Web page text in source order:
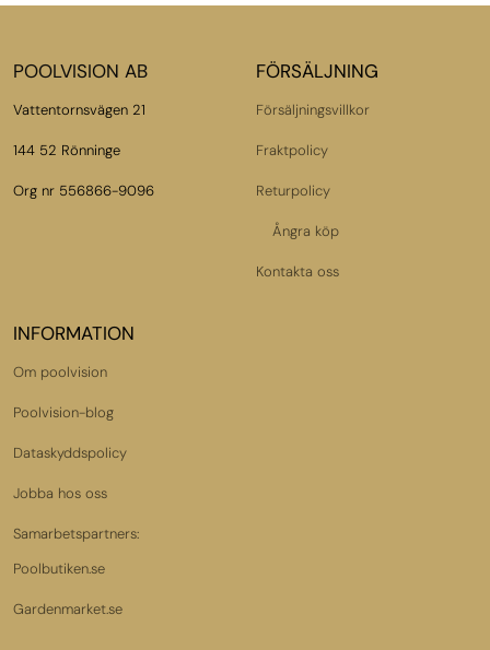
POOLVISION AB
Vattentornsvägen 21
144 52 Rönninge
Org nr 556866-9096
FÖRSÄLJNING
Försäljningsvillkor
Fraktpolicy
Returpolicy
Ångra köp
Kontakta oss
INFORMATION
Om poolvision
Poolvision-blog
Dataskyddspolicy
Jobba hos oss
Samarbetspartners:
Poolbutiken.se
Gardenmarket.se